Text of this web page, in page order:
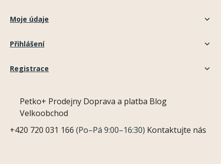
Moje údaje
Přihlášení
Registrace
Petko+ Prodejny Doprava a platba Blog
Velkoobchod
+420 720 031 166 (Po–Pá 9:00–16:30) Kontaktujte nás